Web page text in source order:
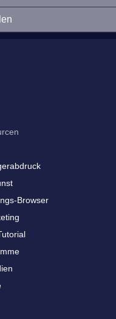
Browser